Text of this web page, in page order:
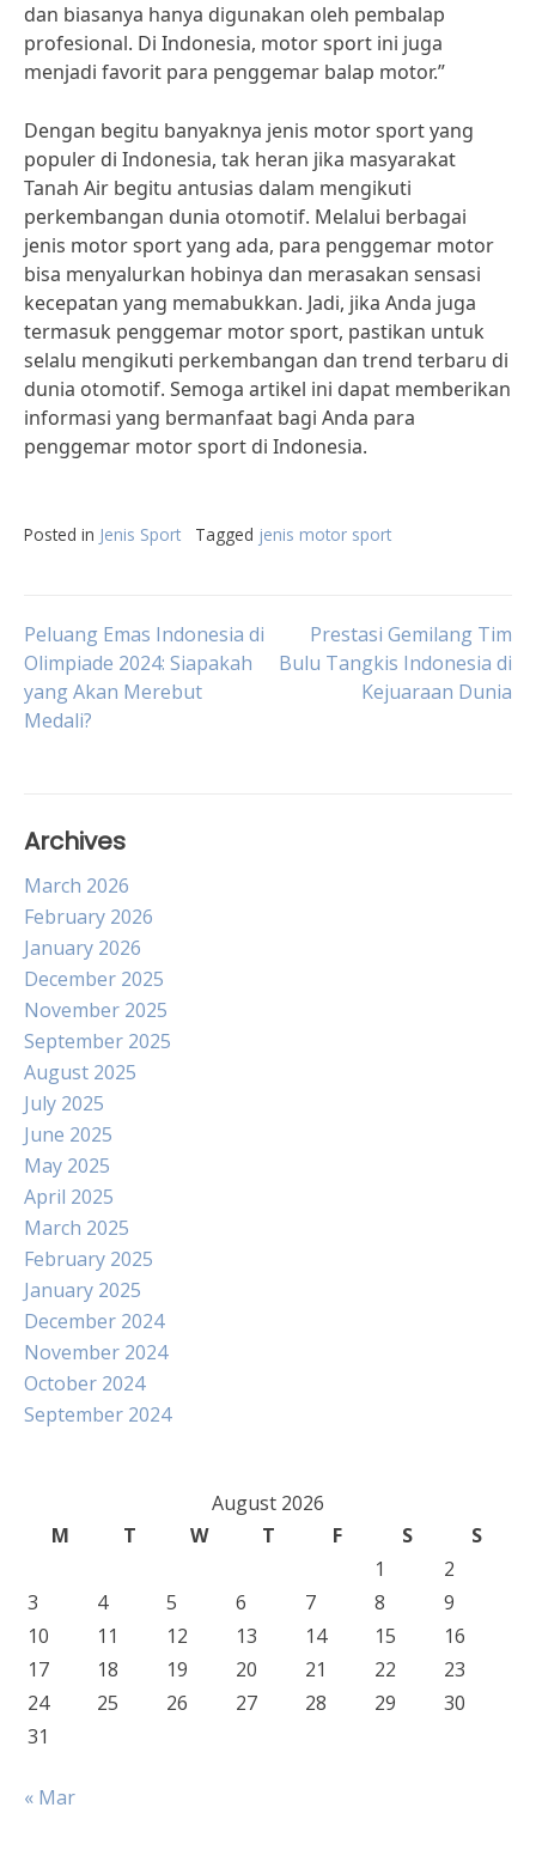
dan biasanya hanya digunakan oleh pembalap
profesional. Di Indonesia, motor sport ini juga
menjadi favorit para penggemar balap motor.”
Dengan begitu banyaknya jenis motor sport yang
populer di Indonesia, tak heran jika masyarakat
Tanah Air begitu antusias dalam mengikuti
perkembangan dunia otomotif. Melalui berbagai
jenis motor sport yang ada, para penggemar motor
bisa menyalurkan hobinya dan merasakan sensasi
kecepatan yang memabukkan. Jadi, jika Anda juga
termasuk penggemar motor sport, pastikan untuk
selalu mengikuti perkembangan dan trend terbaru di
dunia otomotif. Semoga artikel ini dapat memberikan
informasi yang bermanfaat bagi Anda para
penggemar motor sport di Indonesia.
Posted in Jenis Sport Tagged jenis motor sport
Post
navigation
Peluang Emas Indonesia di
Olimpiade 2024: Siapakah
yang Akan Merebut
Medali?
Prestasi Gemilang Tim
Bulu Tangkis Indonesia di
Kejuaraan Dunia
Archives
March 2026
February 2026
January 2026
December 2025
November 2025
September 2025
August 2025
July 2025
June 2025
May 2025
April 2025
March 2025
February 2025
January 2025
December 2024
November 2024
October 2024
September 2024
August 2026
M
T W T F S
S
1
2
3
4 5 6 7 8
9
10
11 12 13 14 15
16
17
18 19 20 21 22
23
24
25 26 27 28 29
30
31
« Mar